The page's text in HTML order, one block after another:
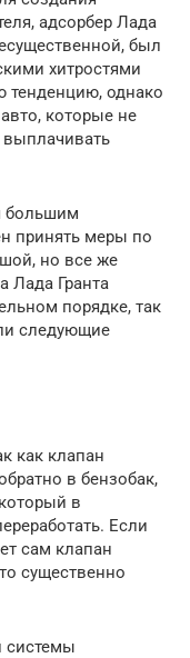
адсорбер Лада
был
хитростями
тенденцию, однако
которые не
большим
принять меры по
но все же
Лада Гранта
порядке, так
следующие
как клапан
в бензобак,
в
Если
сам клапан
существенно
системы